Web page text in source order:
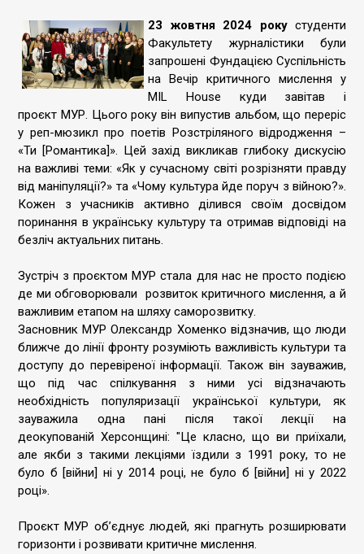
23 жовтня 2024 рокустуденти
Факультету журналістики були
запрошені Фундацією Суспільність
на Вечір критичного мислення у
MIL House куди завітав і
проєкт МУР. Цього року він випустив альбом, що переріс
у реп-мюзикл про поетів Розстріляного відродження –
«Ти [Романтика]». Цей захід викликав глибоку дискусію
на важливі теми: «Як у сучасному світі розрізняти правду
від маніпуляції?» та «Чому культура йде поруч з війною?».
Кожен з учасників активно ділився своїм досвідом
поринання в українську культуру та отримав відповіді на
безліч актуальних питань.
Зустріч з проєктомМУР стала для нас не просто подією
де ми обговорювали розвиток критичного мислення, а й
важливим етапом на шляху саморозвитку.
ЗасновникМУР Олександр Хоменко відзначив, що люди
ближче до лінії фронту розуміють важливість культури та
доступу до перевіреної інформації. Також він зауважив,
що під час спілкування з ними усі відзначають
необхідність популяризації української культури, як
зауважила одна пані після такої лекції на
деокупованій Херсонщині: "Це класно, що ви приїхали,
але якби з такими лекціями їздили з 1991 року, то не
було б [війни] ні у 2014 році, не було б [війни] ні у 2022
році».
ПроєктМУР обʼєднує людей, які прагнуть розширювати
горизонти і розвивати критичне мислення.